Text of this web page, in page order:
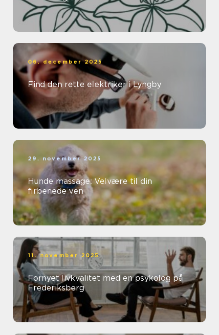
06. december 2025
Find den rette elektriker i Lyngby
29. november 2025
Hunde massage: Velvære til din
firbenede ven
11. november 2025
Fornyet livkvalitet med en psykolog på
Frederiksberg